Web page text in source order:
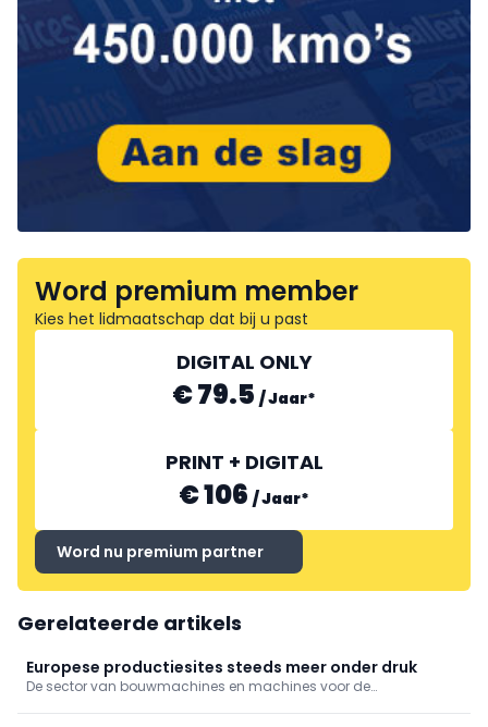
Word premium member
Kies het lidmaatschap dat bij u past
DIGITAL ONLY
€ 79.5 /Jaar*
PRINT + DIGITAL
€ 106 /Jaar*
Word nu premium partner
Gerelateerde artikels
Europese productiesites steeds meer onder druk
De sector van bouwmachines en machines voor de